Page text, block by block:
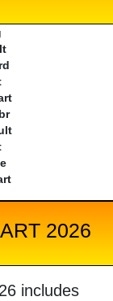
2026
includes